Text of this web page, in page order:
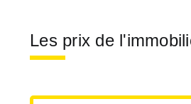
Les prix de